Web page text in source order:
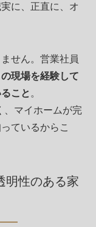
に、正直に、オ
せん。営業社員
現場を経験して
こと 。
、マイホームが完
ているからこ
明性のある家